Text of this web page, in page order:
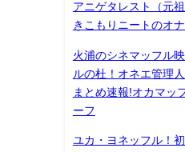
アニゲタレスト（元
きこもりニートのオ
火浦のシネマッフル
ルの杜！オネエ管理
まとめ速報!オカマッ
ーフ
ユカ・ヨネッフル！